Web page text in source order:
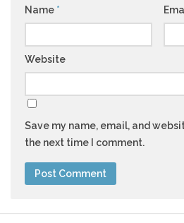
Name *
Website
Save my name, email, and
the next time I comment.